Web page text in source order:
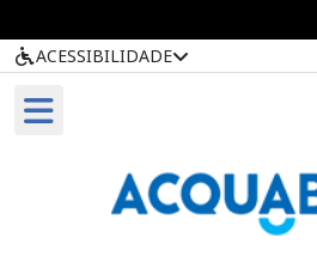
ACESSIBILIDADE